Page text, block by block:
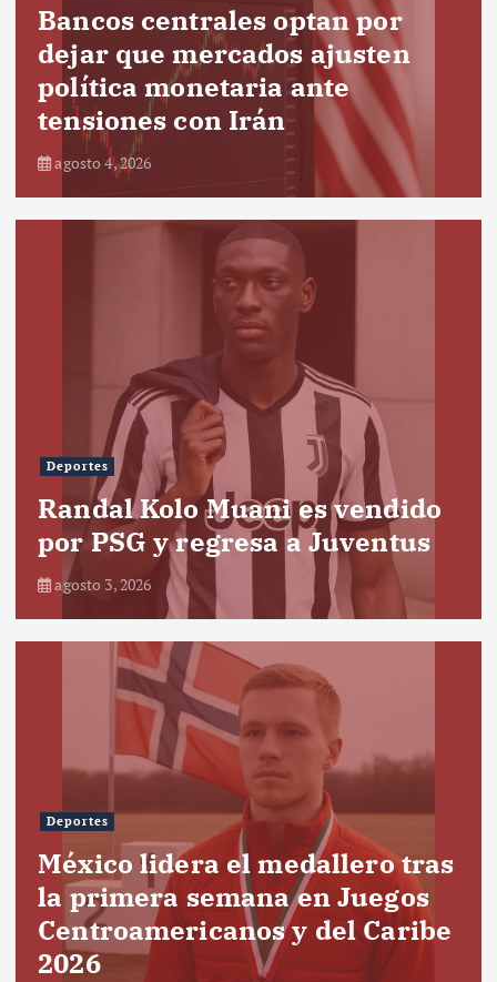
Bancos centrales optan por
dejar que mercados ajusten
política monetaria ante
tensiones con Irán
agosto 4, 2026
Deportes
Randal Kolo Muani es vendido
por PSG y regresa a Juventus
agosto 3, 2026
Deportes
México lidera el medallero tras
la primera semana en Juegos
Centroamericanos y del Caribe
2026